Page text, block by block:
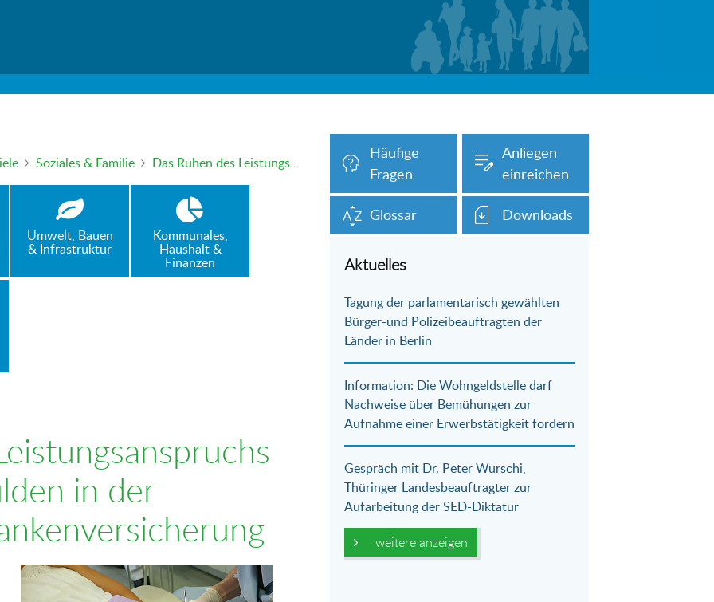
Soziales & Familie Das Ruhen des Leistungsanspruchs bei Beitragsschulden in der Gesetzlichen Krankenversicherung
Umwelt, Bauen
& Infrastruktur
Kommunales,
Haushalt &
Finanzen
in der
Show larger version for:
Häufige
Fragen
Anliegen
einreichen
Glossar Downloads
Aktuelles
Tagung der parlamentarisch gewählten
Bürger-und Polizeibeauftragten der
Länder in Berlin
Information: Die Wohngeldstelle darf
Nachweise über Bemühungen zur
Aufnahme einer Erwerbstätigkeit fordern
Gespräch mit Dr. Peter Wurschi,
Thüringer Landesbeauftragter zur
Aufarbeitung der SED-Diktatur
weitere anzeigen